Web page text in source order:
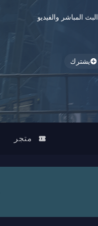
البث المباشر والفيديو
يشترك
متجر